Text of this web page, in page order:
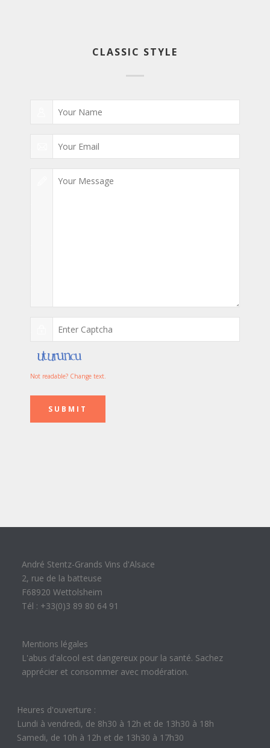
CLASSIC STYLE
Not readable? Change text.
SUBMIT
André Stentz-Grands Vins d'Alsace
2, rue de la batteuse
F68920 Wettolsheim
Tél : +33(0)3 89 80 64 91
Mentions légales
L'abus d'alcool est dangereux pour la santé. Sachez
apprécier et consommer avec modération.
Heures d'ouverture :
Lundi à vendredi, de 8h30 à 12h et de 13h30 à 18h
Samedi, de 10h à 12h et de 13h30 à 17h30